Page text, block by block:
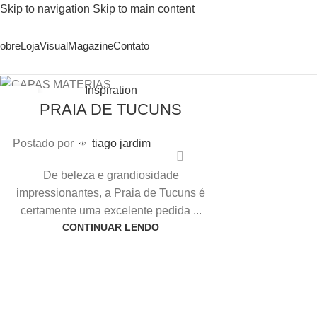
Skip to navigation Skip to main content
LojaVisualMagazineContato
19 Inspiration
PRAIA DE TUCUNS
Postado por tiago jardim
De beleza e grandiosidade
impressionantes, a Praia de Tucuns é
certamente uma excelente pedida ...
CONTINUAR LENDO